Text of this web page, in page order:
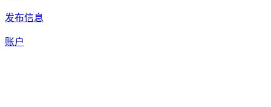
发布信息
账户